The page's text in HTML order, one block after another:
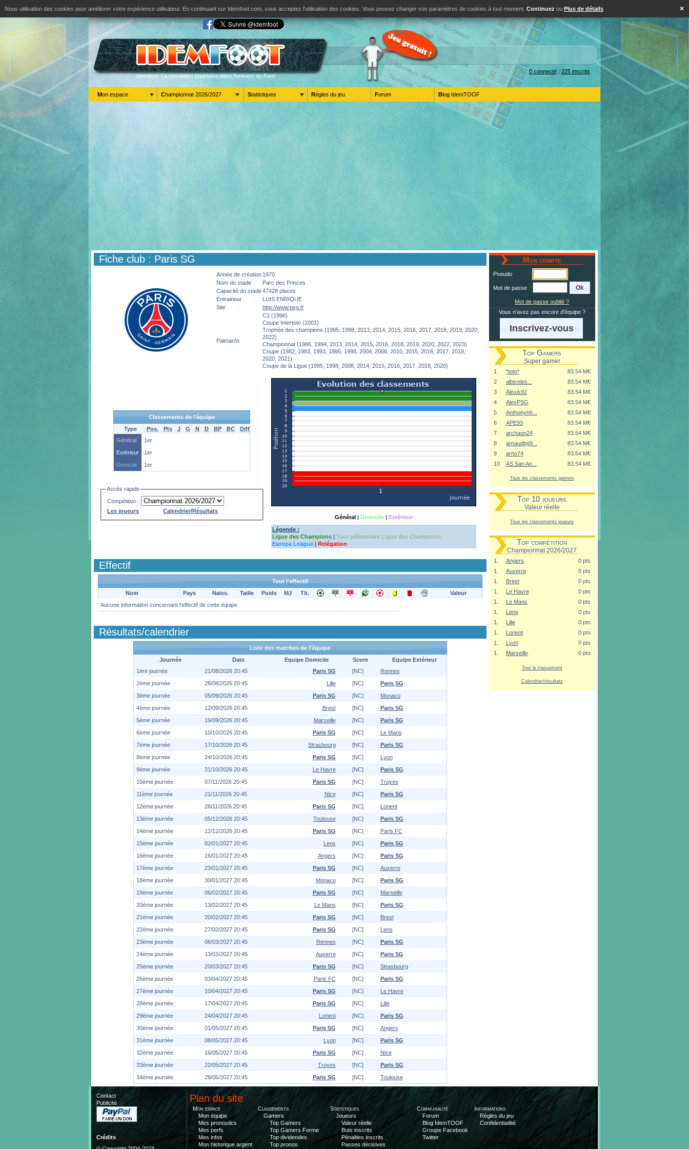
×
Nous utilisation des cookies pour améliorer votre expérience utilisateur. En continuant sur Idemfoot.com, vous acceptez l'utilisation des cookies. Vous pouvez changer vos paramètres de cookies à tout moment. Continuez ou Plus de détails
Aller au contenu Aller au menu Mon compte
Idemfoot. La simulation boursière dans l'univers du Foot
0 connecté| 225 inscrits
Mon espace Championnat 2026/2027 Statistiques Règles du jeu Forum Blog IdemTOOF
Fiche club : Paris SG
Année de création 1970
Nom du stade
Parc des Princes
Capacité du stade 47428 places
Entraineur
LUIS ENRIQUE
Site
http://www.psg.fr
Palmarès
C2 (1996)
Coupe Intertoto (2001)
Trophée des champions (1995, 1998, 2013, 2014, 2015, 2016, 2017, 2018, 2019, 2020,
2022)
Championnat (1986, 1994, 2013, 2014, 2015, 2016, 2018, 2019, 2020, 2022, 2023)
Coupe (1982, 1983, 1993, 1995, 1998, 2004, 2006, 2010, 2015, 2016, 2017, 2018,
2020, 2021)
Coupe de la Ligue (1995, 1998, 2008, 2014, 2015, 2016, 2017, 2018, 2020)
Classements de l'équipe
Type
Pos. Pts J G N D BP BC
Diff
Général
1er
Extérieur
1er
Domicile
1er
Accès rapide
Compétition :
Les joueurs
Calendrier/Résultats
Général| Domicile| Extérieur
Légende :
Ligue des Champions| Tour péliminaire Ligue des Champions
Europa League| Relégation
Effectif
Tout l'effectif
Nom
Pays Naiss. Taille Poids MJ Tit.
Valeur
Aucune information concernant l'effectif de cette équipe
Résultats/calendrier
Liste des matches de l'équipe
Journée
Date Equipe Domicile Score
Equipe Extérieur
1ère journée
21/08/2026 20:45 Paris SG [NC]
Rennes
2ème journée
28/08/2026 20:45 Lille [NC]
Paris SG
3ème journée
05/09/2026 20:45 Paris SG [NC]
Monaco
4ème journée
12/09/2026 20:45 Brest [NC]
Paris SG
5ème journée
19/09/2026 20:45 Marseille [NC]
Paris SG
6ème journée
10/10/2026 20:45 Paris SG [NC]
Le Mans
7ème journée
17/10/2026 20:45 Strasbourg [NC]
Paris SG
8ème journée
24/10/2026 20:45 Paris SG [NC]
Lyon
9ème journée
31/10/2026 20:45 Le Havre [NC]
Paris SG
10ème journée
07/11/2026 20:45 Paris SG [NC]
Troyes
11ème journée
21/11/2026 20:45 Nice [NC]
Paris SG
12ème journée
28/11/2026 20:45 Paris SG [NC]
Lorient
13ème journée
05/12/2026 20:45 Toulouse [NC]
Paris SG
14ème journée
12/12/2026 20:45 Paris SG [NC]
Paris FC
15ème journée
02/01/2027 20:45 Lens [NC]
Paris SG
16ème journée
16/01/2027 20:45 Angers [NC]
Paris SG
17ème journée
23/01/2027 20:45 Paris SG [NC]
Auxerre
18ème journée
30/01/2027 20:45 Monaco [NC]
Paris SG
19ème journée
06/02/2027 20:45 Paris SG [NC]
Marseille
20ème journée
13/02/2027 20:45 Le Mans [NC]
Paris SG
21ème journée
20/02/2027 20:45 Paris SG [NC]
Brest
22ème journée
27/02/2027 20:45 Paris SG [NC]
Lens
23ème journée
06/03/2027 20:45 Rennes [NC]
Paris SG
24ème journée
13/03/2027 20:45 Auxerre [NC]
Paris SG
25ème journée
20/03/2027 20:45 Paris SG [NC]
Strasbourg
26ème journée
03/04/2027 20:45 Paris FC [NC]
Paris SG
27ème journée
10/04/2027 20:45 Paris SG [NC]
Le Havre
28ème journée
17/04/2027 20:45 Paris SG [NC]
Lille
29ème journée
24/04/2027 20:45 Lorient [NC]
Paris SG
30ème journée
01/05/2027 20:45 Paris SG [NC]
Angers
31ème journée
08/05/2027 20:45 Lyon [NC]
Paris SG
32ème journée
16/05/2027 20:45 Paris SG [NC]
Nice
33ème journée
22/05/2027 20:45 Troyes [NC]
Paris SG
34ème journée
29/05/2027 20:45 Paris SG [NC] Toulouse
Mon compte
Pseudo
Mot de passe
Mot de passe oublié ?
Vous n'avez pas encore d'équipe ?
Inscrivez-vous
Top Gamers
Super gamer
1 *toto*
83.54 M€
2
albiceles...
83.54 M€
3
Alexis92
83.54 M€
4
AlexPSG
83.54 M€
5
Anthonynh...
83.54 M€
6
APE93
83.54 M€
7
archaon24
83.54 M€
8
arnaudbg9...
83.54 M€
9
arno74
83.54 M€
10
AS San An... 83.54 M€
Tous les classements gamers
Top 10 joueurs
Valeur réelle
Tous les classements joueurs
Top compétition
Championnat 2026/2027
1. Angers
0 pts
1.
Auxerre
0 pts
1.
Brest
0 pts
1.
Le Havre
0 pts
1.
Le Mans
0 pts
1.
Lens
0 pts
1.
Lille
0 pts
1.
Lorient
0 pts
1.
Lyon
0 pts
1.
Marseille 0 pts
Tout le classement
Calendrier/résultats
Contact
Publicité
Crédits
Plan du site
Mon espace
Mon équipe
Mes pronostics
Mes perfs
Mes infos
Mon historique argent
Classements
Gamers
Top Gamers
Top Gamers Forme
Top dividendes
Top pronos
Statistiques
Joueurs
Valeur réelle
Buts inscrits
Pénalties inscrits
Passes décisives
Communauté
Forum
Blog IdemTOOF
Groupe Facebook
Twitter
Informations
Règles du jeu
Confidentiatlité